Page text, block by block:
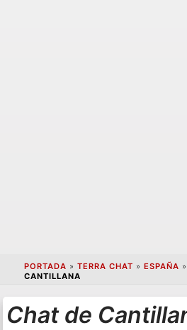
PORTADA » TERRA CHAT » ESPAÑA »
CANTILLANA
Chat de